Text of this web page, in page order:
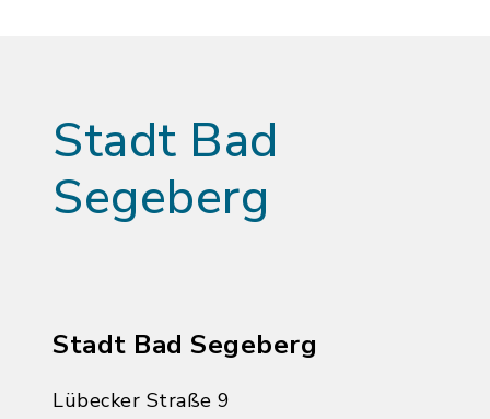
Stadt Bad
Segeberg
Stadt Bad Segeberg
Lübecker Straße 9